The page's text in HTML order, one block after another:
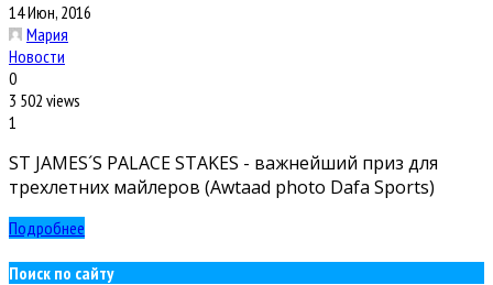
14 Июн, 2016
Мария
Новости
0
3 502 views
1
ST JAMES´S PALACE STAKES - важнейший приз для
трехлетних майлеров (Awtaad photo Dafa Sports)
Подробнее
Поиск по сайту